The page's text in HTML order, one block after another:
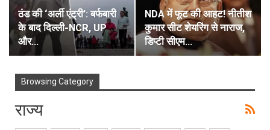
ठंड की ‘अर्ली एंट्री’: बर्फबारी
के बाद दिल्ली-NCR, UP
और…
NDA में फूट की आहट! नीतीश
कुमार सीट शेयरिंग से नाराज,
डिप्टी सीएम…
Browsing Category
राज्य